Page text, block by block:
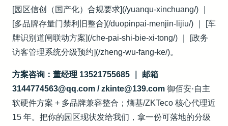
[园区信创（国产化）合规要求](/yuanqu-xinchuang/) ｜
[多品牌存量门禁利旧整合](/duopinpai-menjin-lijiu/) ｜ [车
牌识别道闸联动方案](/che-pai-shi-bie-xi-tong/) ｜ [政务
访客管理系统分级预约](/zheng-wu-fang-ke/)。
方案咨询：董经理 13521755685 ｜ 邮箱
3144774563@qq.com / zkinte@139.com 御佰安·自主
软硬件方案 + 多品牌兼容整合；熵基/ZKTeco 核心代理近
15 年。把你的园区现状发给我们，拿一份可落地的分级